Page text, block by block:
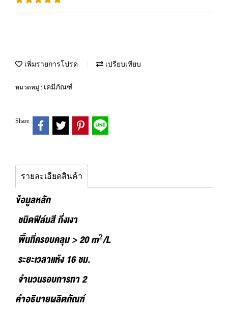
เพิ่มรายการโปรด เปรียบเทียบ
หมวดหมู่ : เคมีภัณฑ์
Share
รายละเอียดสินค้า
ข้อมูลหลัก
ชนิดฟิล์มสี กึ่งเงา
พื้นที่ครอบคลุม > 20 m²/L
ระยะเวลาแห้ง 16 ชม.
จำนวนรอบการทา 2
คำอธิบายผลิตภัณฑ์